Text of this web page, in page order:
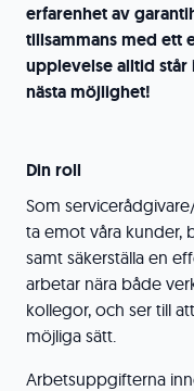
erfarenhet av
tillsammans med ett
upplevelse alltid står
nästa möjlighet!
Din roll
Som
ta emot våra kunder,
samt säkerställa en
arbetar nära både
kollegor, och ser till
möjliga sätt.
Arbetsuppgifterna